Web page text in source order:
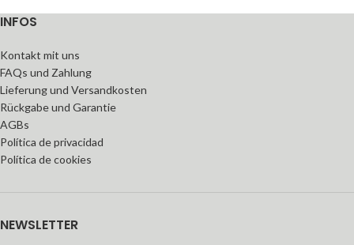
INFOS
Kontakt mit uns
FAQs und Zahlung
Lieferung und Versandkosten
Rückgabe und Garantie
AGBs
Política de privacidad
Política de cookies
NEWSLETTER